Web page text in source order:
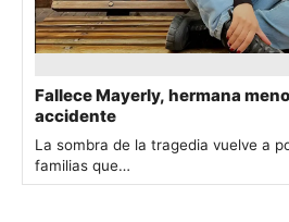
Fallece Mayerly, hermana
accidente
La sombra de la tragedia vuelve a
familias que…